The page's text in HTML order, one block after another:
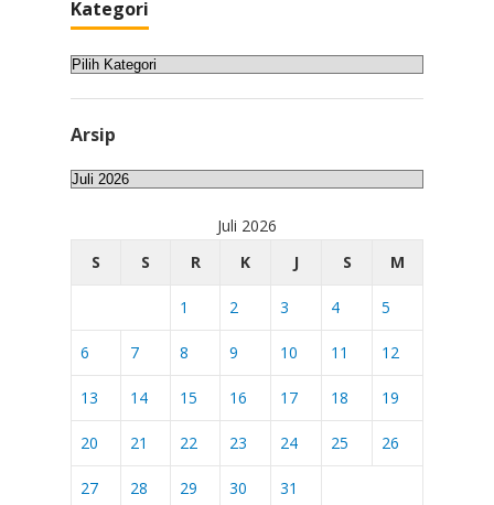
Kategori
Kategori
Arsip
Arsip
Juli 2026
S
S R K J S M
1 2 3 4 5
6 7 8 9 10 11 12
13 14 15 16 17 18 19
20 21 22 23 24 25 26
27 28 29 30 31